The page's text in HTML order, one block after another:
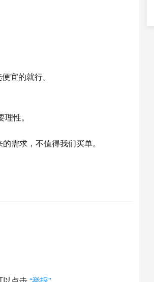
宜的就行。
性。
需求，不值得我们买单。